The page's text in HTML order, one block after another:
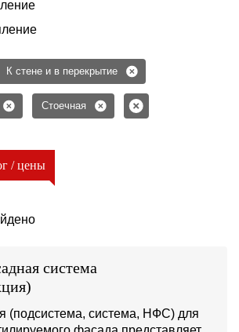
К стене и в перекрытие
Стоечная
/ цены
система
(подсистема, система, НФС) для